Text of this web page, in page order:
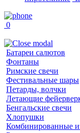
0
Батареи салютов
Фонтаны
Римские свечи
Фестивальные шары
Петарды, волчки
Летающие
Бенгальские свечи
Хлопушки
Комбинированные